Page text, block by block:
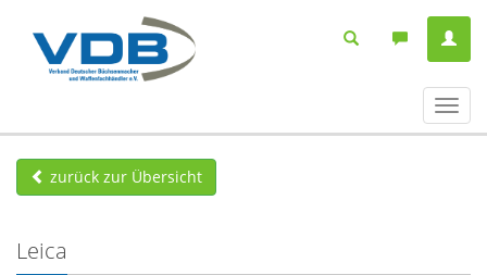
ein-/
zurück zur Übersicht
Leica